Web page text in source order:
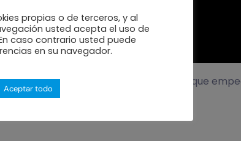
a tiempo la afección para evitar que
úlcera corneales son:
propias o de terceros, y al
usted acepta el uso de
caso contrario usted puede
en su navegador.
Aceptar todo